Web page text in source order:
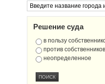
Решение суда
в пользу
против
неопределенное